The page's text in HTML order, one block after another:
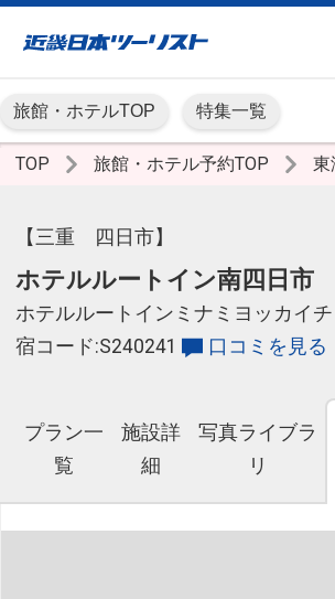
旅館・ホテルTOP 特集一覧
TOP 旅館・ホテル予約TOP 東
【三重 四日市】
ホテルルートイン南四日市
ホテルルートインミナミヨッカイチ
宿コード:S240241
口コミを見る
プラン一
覧
施設詳
細
写真ライブラ
リ